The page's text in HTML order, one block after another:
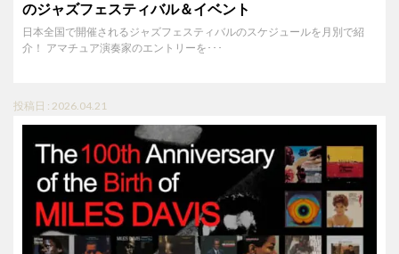
のジャズフェスティバル＆イベント
日本全国で開催されるジャズフェスティバルのスケジュールを月別で紹
介！ アマチュア演奏家のエントリーを･･･
投稿日 : 2026.04.21